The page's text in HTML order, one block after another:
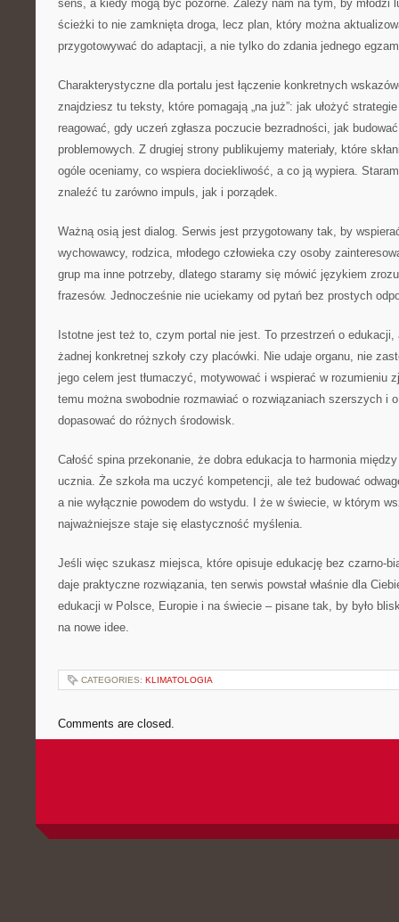
sens, a kiedy mogą być pozorne. Zależy nam na tym, by młodzi
ścieżki to nie zamknięta droga, lecz plan, który można
przygotowywać do adaptacji, a nie tylko do zdania jednego
Charakterystyczne dla portalu jest łączenie konkretnych
znajdziesz tu teksty, które pomagają „na już”: jak ułożyć
reagować, gdy uczeń zgłasza poczucie bezradności, jak
problemowych. Z drugiej strony publikujemy materiały, które
ogóle oceniamy, co wspiera dociekliwość, a co ją wypiera.
znaleźć tu zarówno impuls, jak i porządek.
Ważną osią jest dialog. Serwis jest przygotowany tak, by
wychowawcy, rodzica, młodego człowieka czy osoby
grup ma inne potrzeby, dlatego staramy się mówić językiem
frazesów. Jednocześnie nie uciekamy od pytań bez prostych
Istotne jest też to, czym portal nie jest. To przestrzeń o edukacji,
żadnej konkretnej szkoły czy placówki. Nie udaje organu, nie
jego celem jest tłumaczyć, motywować i wspierać w rozumieniu
temu można swobodnie rozmawiać o rozwiązaniach szerszych i
dopasować do różnych środowisk.
Całość spina przekonanie, że dobra edukacja to harmonia
ucznia. Że szkoła ma uczyć kompetencji, ale też budować
a nie wyłącznie powodem do wstydu. I że w świecie, w którym
najważniejsze staje się elastyczność myślenia.
Jeśli więc szukasz miejsca, które opisuje edukację bez czarno-
daje praktyczne rozwiązania, ten serwis powstał właśnie dla
edukacji w Polsce, Europie i na świecie – pisane tak, by było
na nowe idee.
CATEGORIES: KLIMATOLOGIA
Comments are closed.